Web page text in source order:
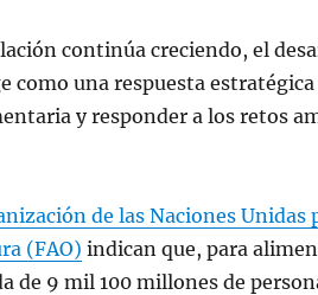
continúa creciendo, el
como una respuesta estratégica
y responder a los retos
de las Naciones Unidas
(FAO) indican que, para
de 9 mil 100 millones de